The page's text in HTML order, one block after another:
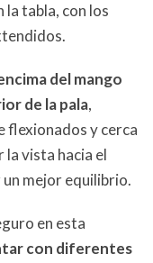
la tabla, con los
del mango
de la pala,
flexionados y cerca
vista hacia el
mejor equilibrio.
en esta
con diferentes